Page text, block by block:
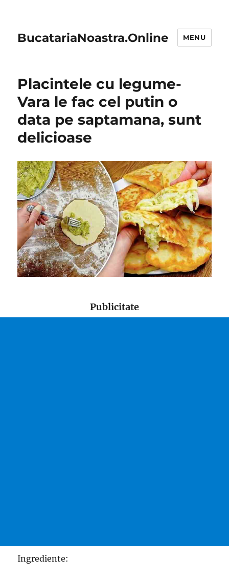
BucatariaNoastra.Online MENU
Placintele cu legume-
Vara le fac cel putin o
data pe saptamana, sunt
delicioase
Publicitate
Ingrediente: